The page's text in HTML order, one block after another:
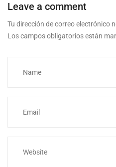
Leave a comment
Tu dirección de correo electrónico
Los campos obligatorios están